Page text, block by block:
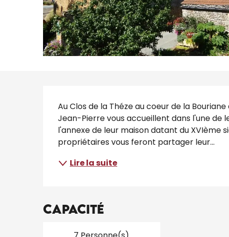
Description
Au Clos de la Théze au coeur de la
Jean-Pierre vous accueillent dans l'une de
l'annexe de leur maison datant du XVIème
propriétaires vous feront partager leur...
Lire la suite
Capacité